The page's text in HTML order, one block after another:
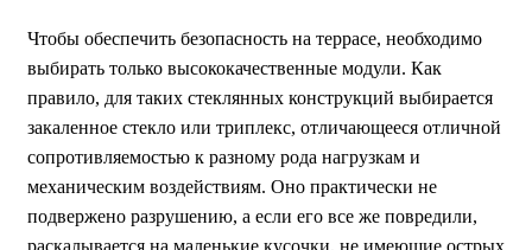
Чтобы обеспечить безопасность на террасе, необходимо
выбирать только высококачественные модули. Как
правило, для таких стеклянных конструкций выбирается
закаленное стекло или триплекс, отличающееся отличной
сопротивляемостью к разному рода нагрузкам и
механическим воздействиям. Оно практически не
подвержено разрушению, а если его все же повредили,
раскалывается на маленькие кусочки, не имеющие острых